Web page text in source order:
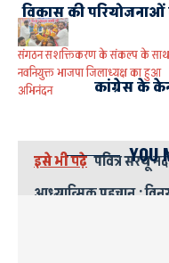
संगठन सशक्तिकरण के संकल्प के साथ
नवनियुक्त भाजपा जिलाध्यक्ष का हुआ
अभिनंदन
इसे भी पढ़े पवित्र सरयू
आध्यात्मिक पहचान :
विकास की परियोजनाओं
कांग्रेस के
YOU